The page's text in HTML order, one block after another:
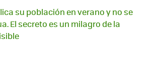
su población en verano y no se
El secreto es un milagro de la